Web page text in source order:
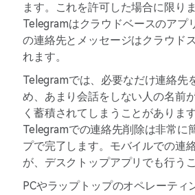
ます。これを許可した場合に限り
Telegramはクラウドベースのアプ
の連絡先とメッセージはクラウド
れます。
Telegramでは、必要なだけ連絡先
め、あまり会話をしない人の名前
く蓄積されてしまうことがありま
Telegramでの連絡先削除は非常に
プで完了します。モバイルでの連
が、デスクトップアプリでも行う
PCやラップトップのオペレーティ